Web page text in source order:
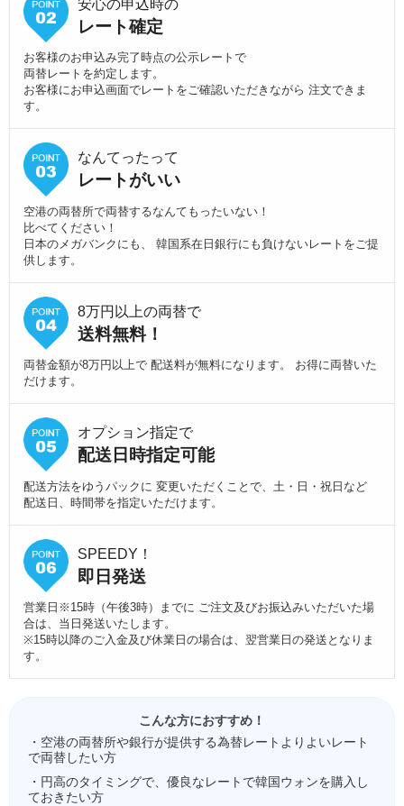
安心の申込時の
レート確定
お客様のお申込み完了時点の公示レートで
両替レートを約定します。
お客様にお申込画面でレートをご確認いただきながら 注文できま
す。
なんてったって
レートがいい
空港の両替所で両替するなんてもったいない！
比べてください！
日本のメガバンクにも、 韓国系在日銀行にも負けないレートをご提
供します。
8万円以上の両替で
送料無料！
両替金額が8万円以上で 配送料が無料になります。 お得に両替いた
だけます。
オプション指定で
配送日時指定可能
配送方法をゆうパックに 変更いただくことで、土・日・祝日など
配送日、時間帯を指定いただけます。
SPEEDY！
即日発送
営業日※15時（午後3時）までに ご注文及びお振込みいただいた場
合は、当日発送いたします。
※15時以降のご入金及び休業日の場合は、翌営業日の発送となりま
す。
こんな方におすすめ！
・空港の両替所や銀行が提供する為替レートよりよいレート
で両替したい方
・円高のタイミングで、優良なレートで韓国ウォンを購入し
ておきたい方